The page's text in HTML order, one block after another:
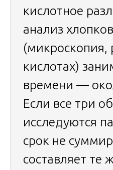
кислотное
анализ
(микроскопия,
кислотах)
времени —
Если все три
исследуются
срок не
составляет те